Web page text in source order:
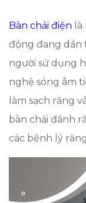
Bàn chải điện
động đang dần
người sử dụng
nghệ sóng âm
làm sạch răng
bàn chải đánh
các bệnh lý